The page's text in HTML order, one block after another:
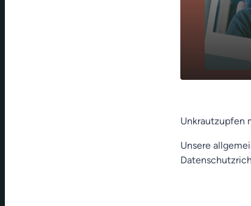
Unkrautzupfen
Unsere